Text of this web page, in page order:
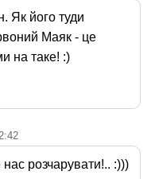
Як його туди
Маяк - це
на таке! :)
нас розчарувати!.. :)))